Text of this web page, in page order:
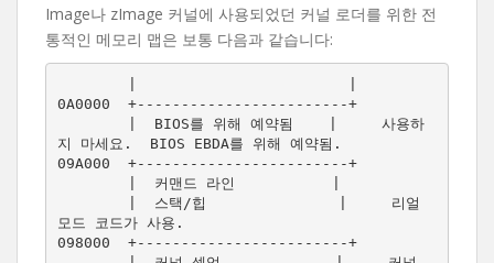
Image나 zImage 커널에 사용되었던 커널 로더를 위한 전
통적인 메모리 맵은 보통 다음과 같습니다:
0A0000  +------------------------+
지 마세요.  BIOS EBDA를 위해 예약됨.
09A000  +------------------------+
모드 코드가 사용.
098000  +------------------------+